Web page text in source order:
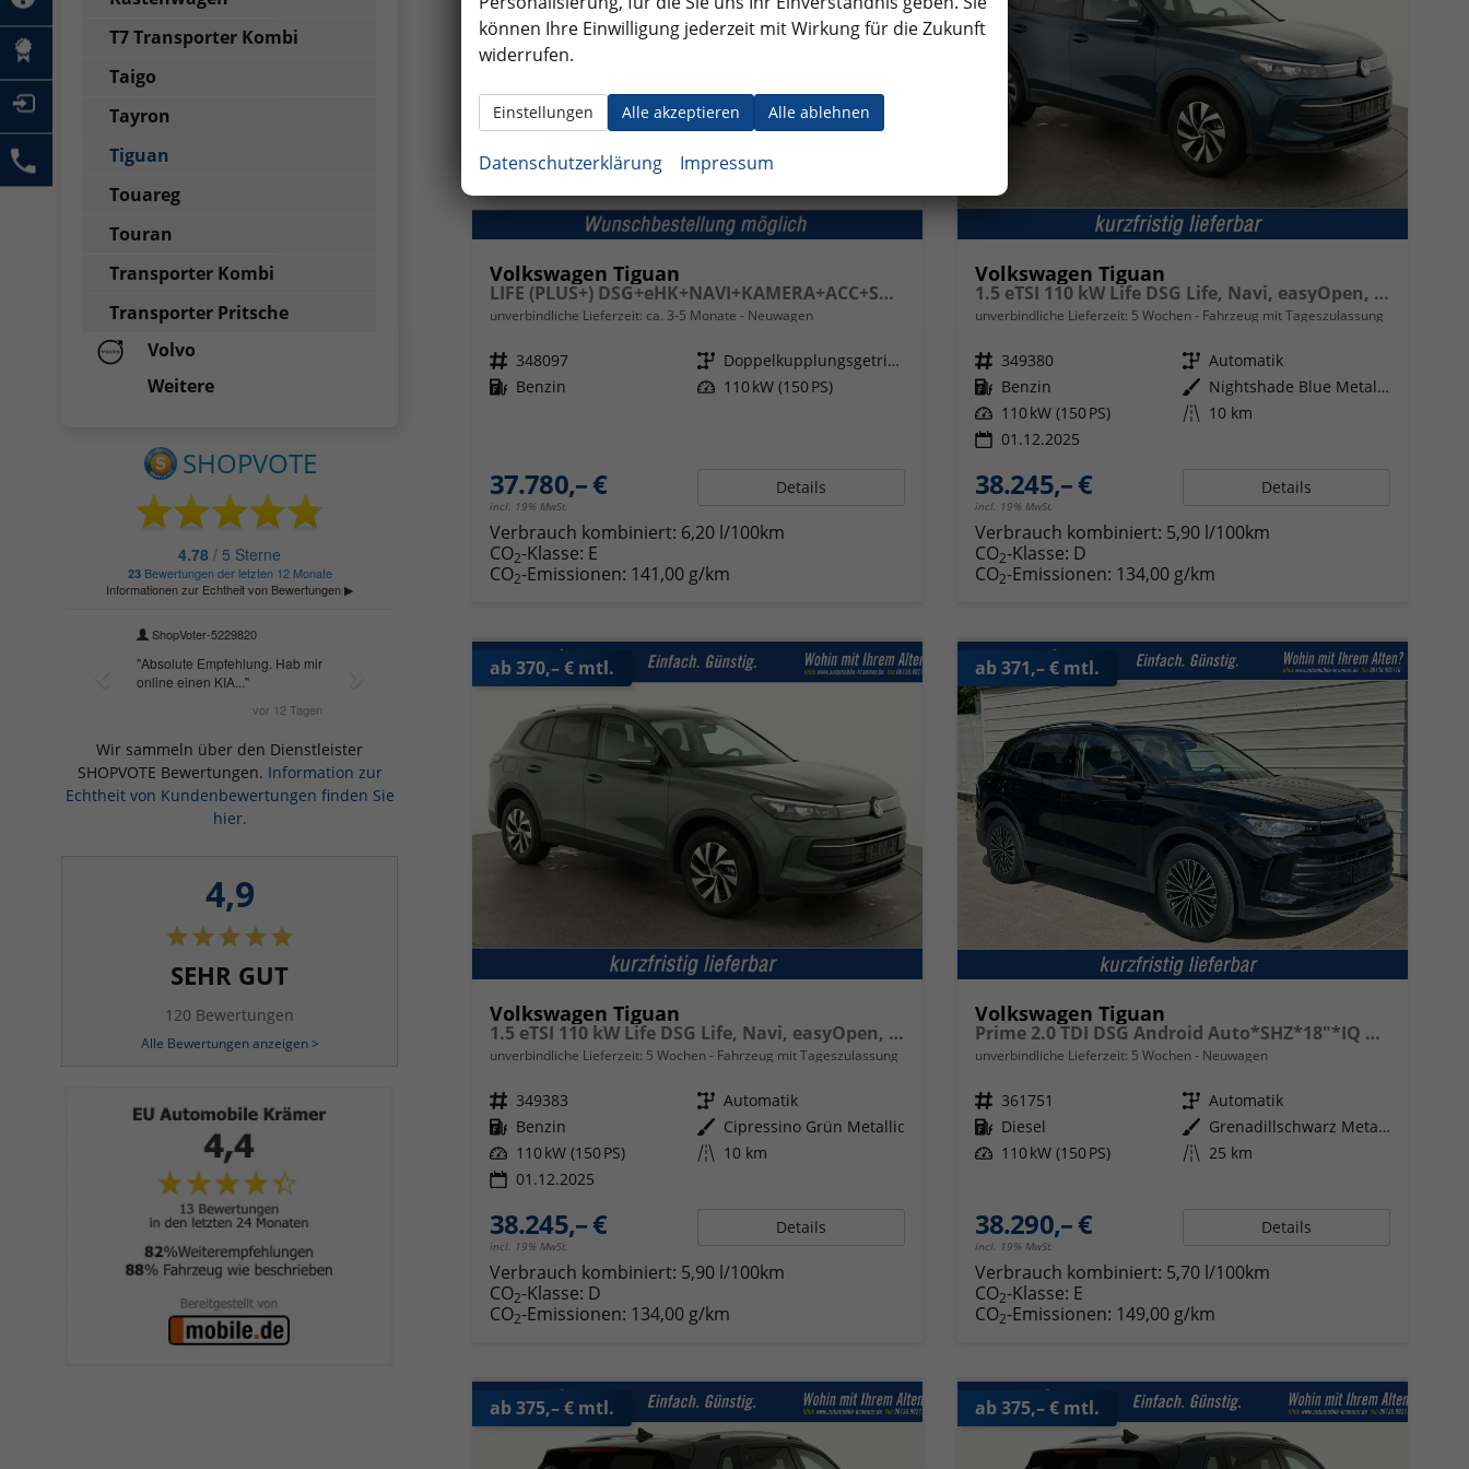
Volkswagen Tiguan
LIFE (PLUS+) DSG+eHK+NAVI+KAMERA+ACC+SHZ+LED+17'' ALU
unverbindliche Lieferzeit: ca. 3-5 Monate Neuwagen
Fahrzeugnr. 348097 Getriebe
Doppelkupplungsgetriebe (DSG)
Kraftstoff Benzin Leistung 110 kW (150 PS)
37.780,– €
incl. 19% MwSt.
Details
Verbrauch kombiniert: 6,20 l/100km
CO2-Klasse: E
CO2-Emissionen: 141,00 g/km
Volkswagen Tiguan
1.5 eTSI 110 kW Life DSG Life, Navi, easyOpen, Kamera, 5-J Garantie
unverbindliche Lieferzeit: 5 Wochen Fahrzeug mit Tageszulassung
Fahrzeugnr. 349380 Getriebe Automatik
Kraftstoff Benzin Außenfarbe
Nightshade Blue Metallic
Leistung 110 kW (150 PS) Kilometerstand 10 km
01.12.2025
38.245,– €
incl. 19% MwSt.
Details
Verbrauch kombiniert: 5,90 l/100km
CO2-Klasse: D
CO2-Emissionen: 134,00 g/km
ab 370,– € mtl.
Volkswagen Tiguan
1.5 eTSI 110 kW Life DSG Life, Navi, easyOpen, Kamera, 5-J Garantie
unverbindliche Lieferzeit: 5 Wochen Fahrzeug mit Tageszulassung
Fahrzeugnr. 349383 Getriebe Automatik
Kraftstoff Benzin Außenfarbe Cipressino Grün Metallic
Leistung 110 kW (150 PS) Kilometerstand 10 km
01.12.2025
38.245,– €
incl. 19% MwSt.
Details
Verbrauch kombiniert: 5,90 l/100km
CO2-Klasse: D
CO2-Emissionen: 134,00 g/km
ab 371,– € mtl.
Volkswagen Tiguan
Prime 2.0 TDI DSG Android Auto*SHZ*18"*IQ Drive*360°*ACC*Keyless*LED Plus*Design Paket
unverbindliche Lieferzeit: 5 Wochen Neuwagen
Fahrzeugnr. 361751 Getriebe Automatik
Kraftstoff Diesel Außenfarbe
Grenadillschwarz Metallic
Leistung 110 kW (150 PS) Kilometerstand 25 km
38.290,– €
incl. 19% MwSt.
Details
Verbrauch kombiniert: 5,70 l/100km
CO2-Klasse: E
CO2-Emissionen: 149,00 g/km
ab 375,– € mtl. ab 375,– € mtl.
T7 Transporter Kombi
Taigo
Tayron
Tiguan
Touareg
Touran
Transporter Kombi
Transporter Pritsche
Volvo
Weitere
Wir sammeln über den Dienstleister
SHOPVOTE Bewertungen. Information zur
Echtheit von Kundenbewertungen finden Sie
hier.
4,9
SEHR GUT
120 Bewertungen
Alle Bewertungen anzeigen >
können Ihre Einwilligung jederzeit mit Wirkung für die Zukunft
widerrufen.
Alle akzeptieren Alle ablehnen
Einstellungen
Datenschutzerklärung Impressum